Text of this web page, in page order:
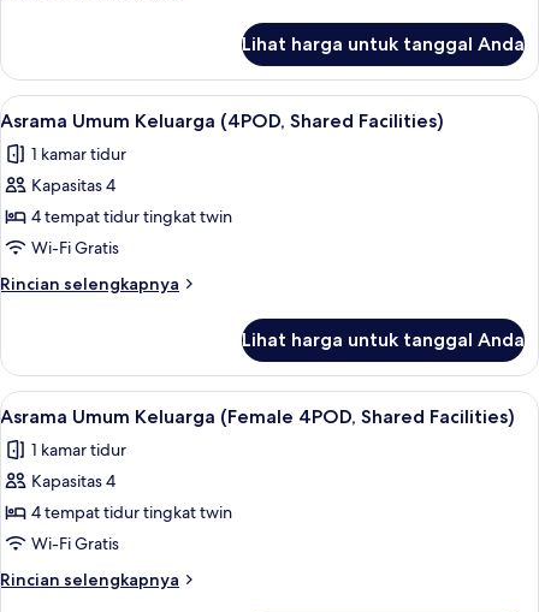
Pod
in
8
Share
Room)
Kamar
Single,
asrama
(Private
Single
in
8
Room)
Lihat harga untuk tanggal Anda
Lihat
semua
foto
untuk
Asrama
Umum
Keluarga
(4POD,
Facilities)
Asrama Umum Keluarga (4POD,
7
Asrama Umum Keluarga (4POD, Shared Facilities)
1 kamar tidur
Kapasitas 4
4 tempat tidur tingkat twin
Wi-Fi Gratis
Rincian selengkapnya
Rincian
Asrama
Umum
Keluarga
Shared
Facilities)
Lihat harga untuk tanggal Anda
Lihat
semua
foto
untuk
Asrama
Umum
Keluarga
(Female
8
Asrama Umum Keluarga (Female 4POD, Shared Facilities)
1 kamar tidur
Kapasitas 4
4 tempat tidur tingkat twin
Wi-Fi Gratis
Rincian selengkapnya
Rincian